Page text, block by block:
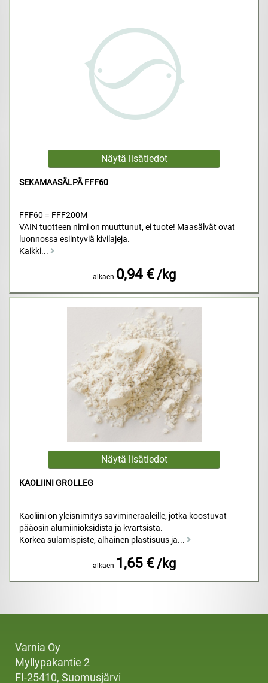
SEKAMAASÄLPÄ FFF60
FFF60 = FFF200M
VAIN tuotteen nimi on muuttunut, ei tuote! Maasälvät ovat
luonnossa esiintyviä kivilajeja.
Kaikki...
alkaen 0,94 € /kg
KAOLIINI GROLLEG
Kaoliini on yleisnimitys savimineraaleille, jotka koostuvat
pääosin alumiinioksidista ja kvartsista.
Korkea sulamispiste, alhainen plastisuus ja...
alkaen 1,65 € /kg
Varnia Oy
Myllypakantie 2
FI-25410, Suomusjärvi